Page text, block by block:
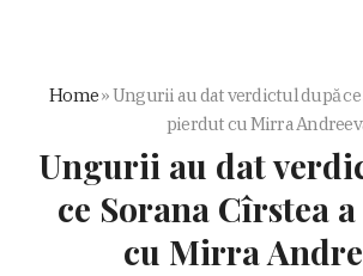
Home»Ungurii au dat verdictul după ce
pierdut cu Mirra
Ungurii au dat
ce Sorana Cîrstea
cu Mirra